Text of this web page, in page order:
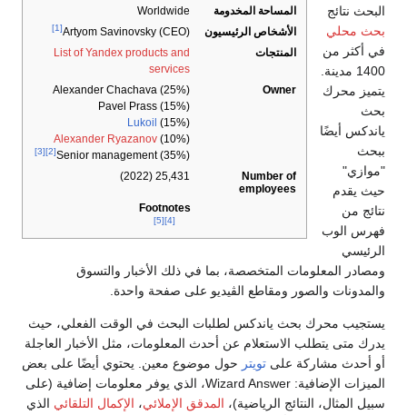
المساحة المخدومة
Worldwide
الأشخاص الرئيسيون
Artyom Savinovsky (CEO)
[1]
المنتجات
List of Yandex products and
services
Owner
Alexander Chachava (25%)
Pavel Prass (15%)
Lukoil (15%)
Alexander Ryazanov (10%)
Senior management (35%)
[2]
[3]
Number of
employees
25,431 (2022)
Footnotes
[4]
[5]
البحث نتائج
بحث محلي
في أكثر من
1400 مدينة.
يتميز محرك
بحث
ياندكس أيضًا
ببحث
"موازي"
حيث يقدم
نتائج من
فهرس الوب
الرئيسي
ومصادر المعلومات المتخصصة، بما في ذلك الأخبار والتسوق
والمدونات والصور ومقاطع الڤيديو على صفحة واحدة.
يستجيب محرك بحث ياندكس لطلبات البحث في الوقت الفعلي، حيث
يدرك متى يتطلب الاستعلام عن أحدث المعلومات، مثل الأخبار العاجلة
أو أحدث مشاركة على تويتر حول موضوع معين. يحتوي أيضًا على بعض
الميزات الإضافية: Wizard Answer، الذي يوفر معلومات إضافية (على
سبيل المثال، النتائج الرياضية)، المدقق الإملائي، الإكمال التلقائي الذي